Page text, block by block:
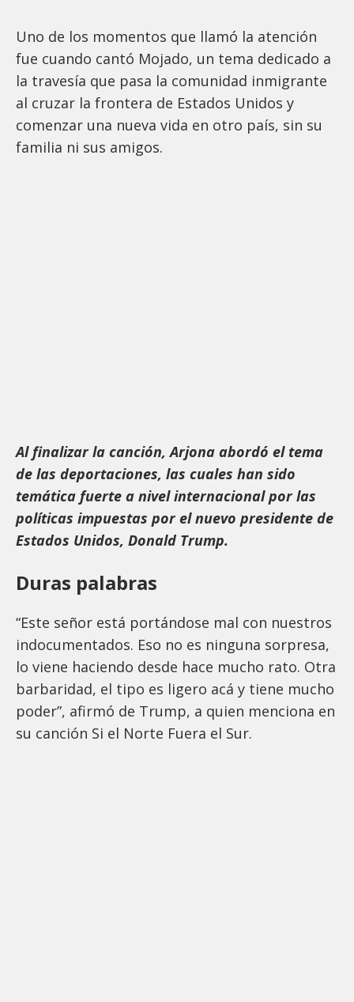
Uno de los momentos que llamó la atención
fue cuando cantó Mojado, un tema dedicado a
la travesía que pasa la comunidad inmigrante
al cruzar la frontera de Estados Unidos y
comenzar una nueva vida en otro país, sin su
familia ni sus amigos.
Al finalizar la canción, Arjona abordó el tema
de las deportaciones, las cuales han sido
temática fuerte a nivel internacional por las
políticas impuestas por el nuevo presidente de
Estados Unidos, Donald Trump.
Duras palabras
“Este señor está portándose mal con nuestros
indocumentados. Eso no es ninguna sorpresa,
lo viene haciendo desde hace mucho rato. Otra
barbaridad, el tipo es ligero acá y tiene mucho
poder”, afirmó de Trump, a quien menciona en
su canción Si el Norte Fuera el Sur.